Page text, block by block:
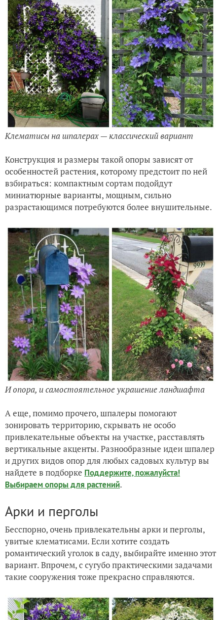
Клематисы на шпалерах — классический вариант
Конструкция и размеры такой опоры зависят от
особенностей растения, которому предстоит по ней
взбираться: компактным сортам подойдут
миниатюрные варианты, мощным, сильно
разрастающимся потребуются более внушительные.
И опора, и самостоятельное украшение ландшафта
А еще, помимо прочего, шпалеры помогают
зонировать территорию, скрывать не особо
привлекательные объекты на участке, расставлять
вертикальные акценты. Разнообразные идеи шпалер
и других видов опор для любых садовых культур вы
найдете в подборке Поддержите, пожалуйста!
Выбираем опоры для растений.
Арки и перголы
Бесспорно, очень привлекательны арки и перголы,
увитые клематисами. Если хотите создать
романтический уголок в саду, выбирайте именно этот
вариант. Впрочем, с сугубо практическими задачами
такие сооружения тоже прекрасно справляются.